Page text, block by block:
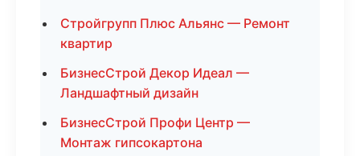
Стройгрупп Плюс Альянс — Ремонт
квартир
БизнесСтрой Декор Идеал —
Ландшафтный дизайн
БизнесСтрой Профи Центр —
Монтаж гипсокартона